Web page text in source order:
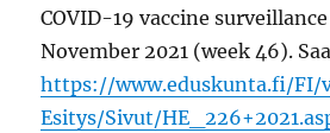
COVID-19 vaccine
November 2021 (week 46).
https://www.eduskunta.fi/FI/
Esitys/Sivut/